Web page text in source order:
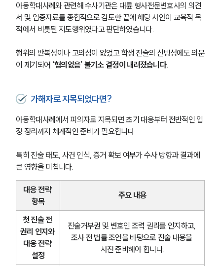
아동학대사례와 관련해 수사기관은 대륜 형사전문변호사의 의견
서 및 입증자료를 종합적으로 검토한 끝에 해당 사안이 교육적 목
적에서 비롯된 지도행위였다고 판단하였습니다.
행위의 반복성이나 고의성이 없었고 학생 진술의 신빙성에도 의문
이 제기되어 ‘혐의없음’ 불기소 결정이 내려졌습니다.
가해자로 지목되었다면?
아동학대사례에서 피의자로 지목되면 초기 대응부터 전반적인 입
장 정리까지 체계적인 준비가 필요합니다.
특히 진술 태도, 사건 인식, 증거 확보 여부가 수사 방향과 결과에
큰 영향을 미칩니다.
대응 전략
항목
주요 내용
첫 진술 전
권리 인지와
대응 전략
설정
진술거부권 및 변호인 조력 권리를 인지하고,
조사 전 법률 조언을 바탕으로 진술 내용을
사전 준비해야 합니다.